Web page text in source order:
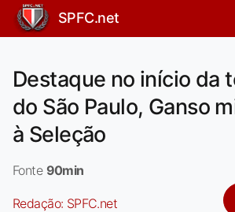
SPFC.net
Destaque no início da
do São Paulo, Ganso
à Seleção
Fonte 90min
Redação: SPFC.net